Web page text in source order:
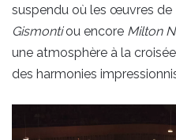
suspendu où les œuvres de
Gismontiou encore Milton
une atmosphère à la
des harmonies